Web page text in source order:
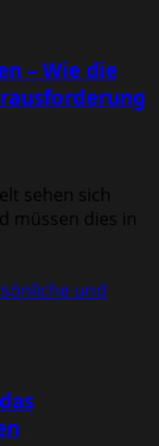
– Wie die
sehen sich
müssen dies in
und